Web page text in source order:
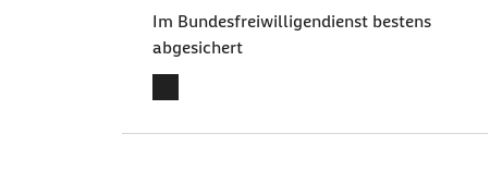
Im Bundesfreiwilligendienst bestens
abgesichert